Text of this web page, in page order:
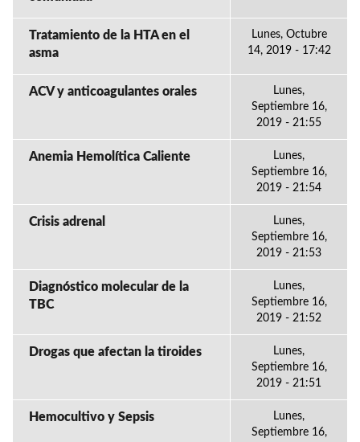
Tratamiento de la HTA en el
asma
Lunes, Octubre
14, 2019 - 17:42
ACV y anticoagulantes orales
Lunes,
Septiembre 16,
2019 - 21:55
Anemia Hemolítica Caliente
Lunes,
Septiembre 16,
2019 - 21:54
Crisis adrenal
Lunes,
Septiembre 16,
2019 - 21:53
Diagnóstico molecular de la
TBC
Lunes,
Septiembre 16,
2019 - 21:52
Drogas que afectan la tiroides
Lunes,
Septiembre 16,
2019 - 21:51
Hemocultivo y Sepsis
Lunes,
Septiembre 16,